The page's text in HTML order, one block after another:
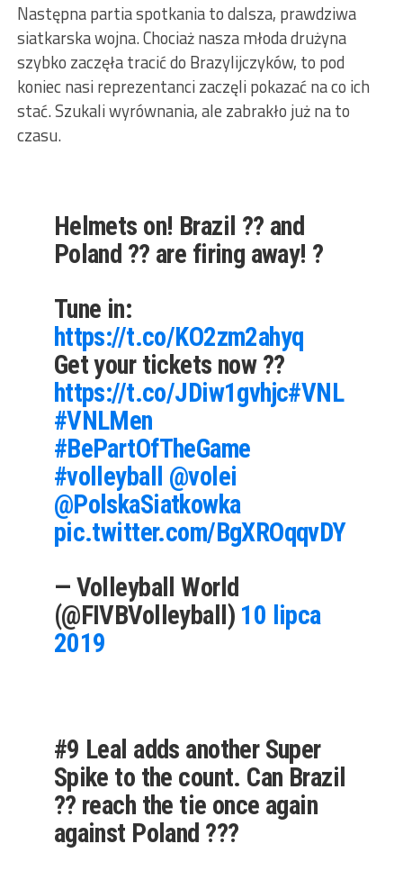
Następna partia spotkania to dalsza, prawdziwa
siatkarska wojna. Chociaż nasza młoda drużyna
szybko zaczęła tracić do Brazylijczyków, to pod
koniec nasi reprezentanci zaczęli pokazać na co ich
stać. Szukali wyrównania, ale zabrakło już na to
czasu.
Helmets on! Brazil ?? and
Poland ?? are firing away! ?
Tune in:
https://t.co/KO2zm2ahyq
Get your tickets now ??
https://t.co/JDiw1gvhjc#VNL
#VNLMen
#BePartOfTheGame
#volleyball @volei
@PolskaSiatkowka
pic.twitter.com/BgXROqqvDY
— Volleyball World
(@FIVBVolleyball) 10 lipca
2019
#9 Leal adds another Super
Spike to the count. Can Brazil
?? reach the tie once again
against Poland ???